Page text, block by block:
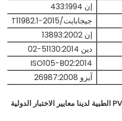
إن 433:1994
جيجابايت/T11982.1-2015
إن 13893:2002
دين 51130:2014-02
ISO105-B02:2014
آيزو 26987:2008
* لقد اجتازت جميع أرضيات PVC الطبية لدينا معايير الاختبار الدولية